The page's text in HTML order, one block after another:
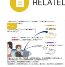
ュース